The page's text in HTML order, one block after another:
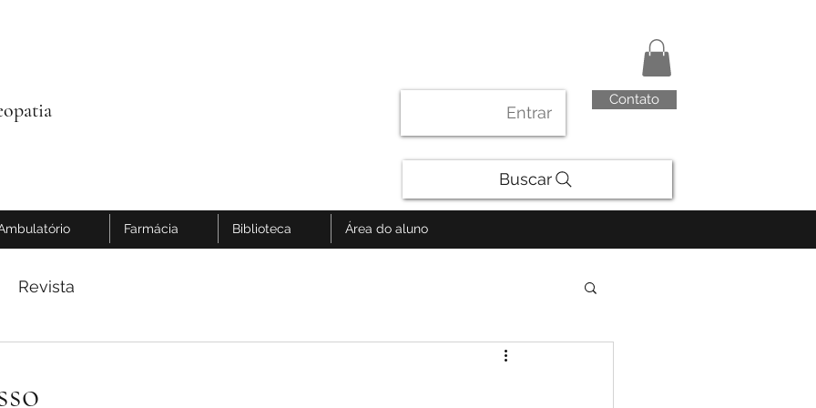
Entrar
Contato
Buscar
Farmácia Biblioteca Área do aluno
Revista